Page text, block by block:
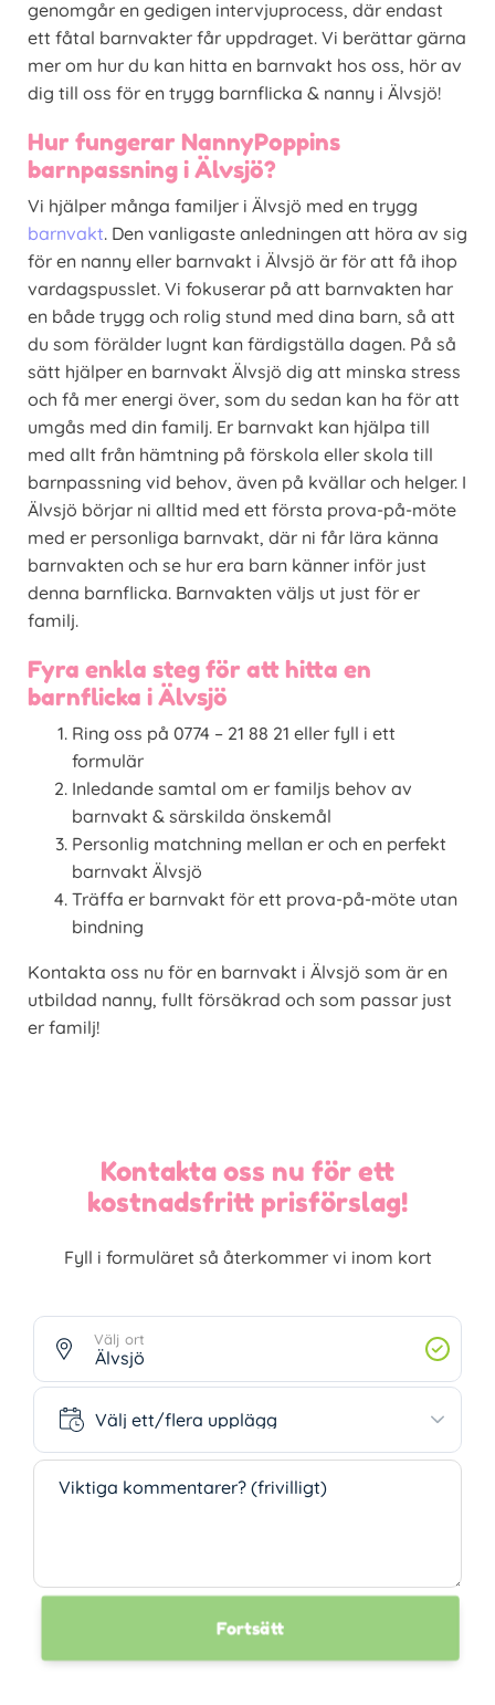
genomgår en gedigen intervjuprocess, där endast
ett fåtal barnvakter får uppdraget. Vi berättar gärna
mer om hur du kan hitta en barnvakt hos oss, hör av
dig till oss för en trygg barnflicka & nanny i Älvsjö!
Hur fungerar NannyPoppins
barnpassning i Älvsjö?
Vi hjälper många familjer i Älvsjö med en trygg
barnvakt. Den vanligaste anledningen att höra av sig
för en nanny eller barnvakt i Älvsjö är för att få ihop
vardagspusslet. Vi fokuserar på att barnvakten har
en både trygg och rolig stund med dina barn, så att
du som förälder lugnt kan färdigställa dagen. På så
sätt hjälper en barnvakt Älvsjö dig att minska stress
och få mer energi över, som du sedan kan ha för att
umgås med din familj. Er barnvakt kan hjälpa till
med allt från hämtning på förskola eller skola till
barnpassning vid behov, även på kvällar och helger. I
Älvsjö börjar ni alltid med ett första prova-på-möte
med er personliga barnvakt, där ni får lära känna
barnvakten och se hur era barn känner inför just
denna barnflicka. Barnvakten väljs ut just för er
familj.
Fyra enkla steg för att hitta en
barnflicka i Älvsjö
Ring oss på 0774 – 21 88 21 eller fyll i ett
formulär
Inledande samtal om er familjs behov av
barnvakt & särskilda önskemål
Personlig matchning mellan er och en perfekt
barnvakt Älvsjö
Träffa er barnvakt för ett prova-på-möte utan
bindning
Kontakta oss nu för en barnvakt i Älvsjö som är en
utbildad nanny, fullt försäkrad och som passar just
er familj!
Kontakta oss nu för ett
kostnadsfritt prisförslag!
Fyll i formuläret så återkommer vi inom kort
Välj ort
Välj ett/flera upplägg
Välj ett/flera upplägg
Viktiga kommentarer? (frivilligt)
Fortsätt